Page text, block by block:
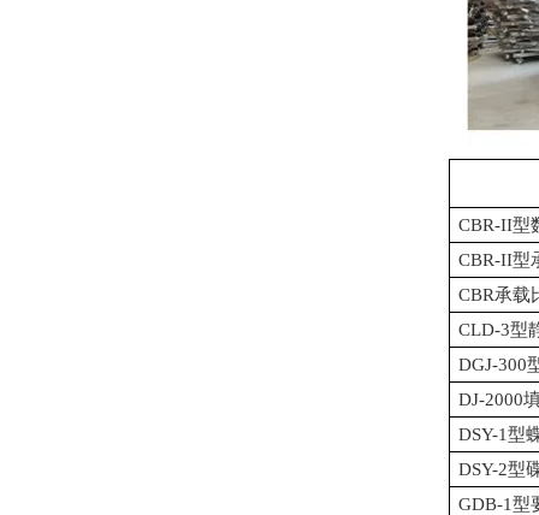
CBR-II型
CBR-II型
CBR承载
CLD-3型
DGJ-300
DJ-2000
DSY-1型
DSY-2型
GDB-1型